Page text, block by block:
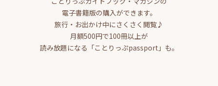
電子書籍版の購入ができます。
旅行・お出かけ中にさくさく閲覧♪
月額500円で100冊以上が
読み放題になる「ことりっぷpassport」も。